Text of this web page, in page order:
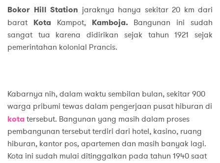
Bokor Hill Station jaraknya hanya sekitar 20 km dari
barat Kota Kampot, Kamboja. Bangunan ini sudah
sangat tua karena didirikan sejak tahun 1921 sejak
pemerintahan kolonial Prancis.
Kabarnya nih, dalam waktu sembilan bulan, sekitar 900
warga pribumi tewas dalam pengerjaan pusat hiburan di
kota tersebut. Bangunan yang masih dalam proses
pembangunan tersebut terdiri dari hotel, kasino, ruang
hiburan, kantor pos, apartemen dan masih banyak lagi.
Kota ini sudah mulai ditinggalkan pada tahun 1940 saat